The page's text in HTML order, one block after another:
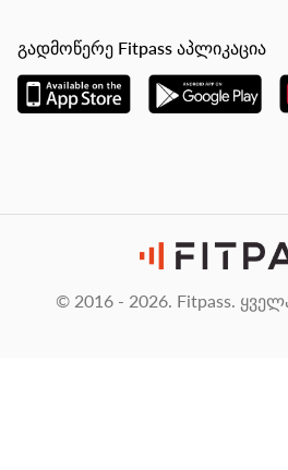
გადმოწერე Fitpass აპლიკაცია
© 2016 - 2026. Fitpass.